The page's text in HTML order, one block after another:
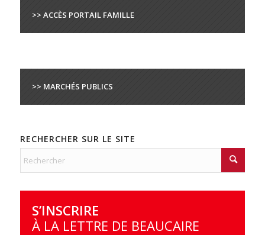
>> ACCÈS PORTAIL FAMILLE
>> MARCHÉS PUBLICS
RECHERCHER SUR LE SITE
S’INSCRIRE
À LA LETTRE DE BEAUCAIRE